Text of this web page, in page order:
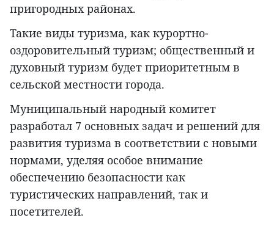
пригородных районах.
Такие виды туризма, как курортно-
оздоровительный туризм; общественный и
духовный туризм будет приоритетным в
сельской местности города.
Муниципальный народный комитет
разработал 7 основных задач и решений для
развития туризма в соответствии с новыми
нормами, уделяя особое внимание
обеспечению безопасности как
туристических направлений, так и
посетителей.